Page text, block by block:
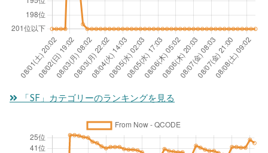
「SF」カテゴリーのランキングを見る